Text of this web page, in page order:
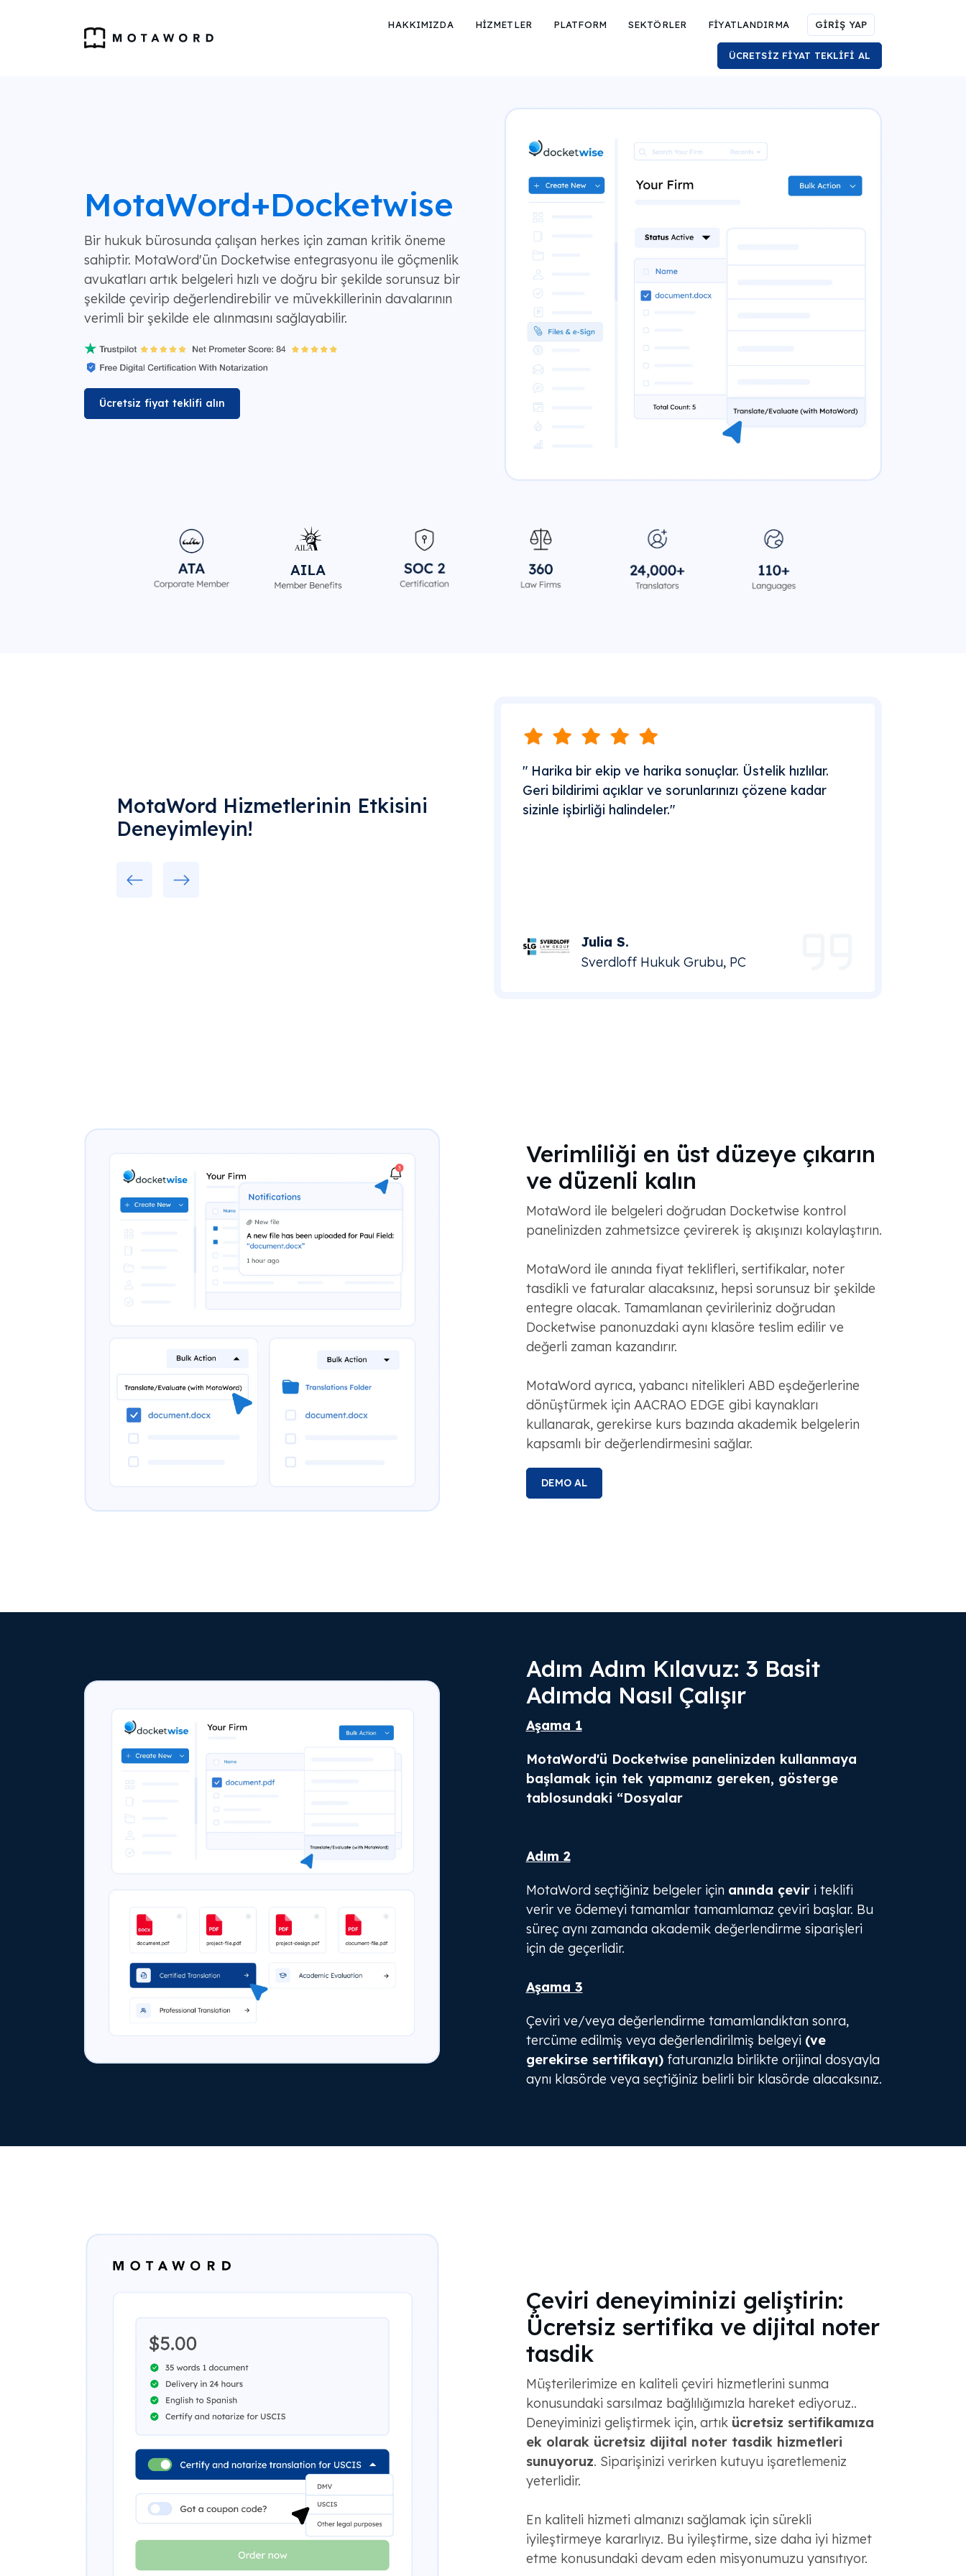
HAKKIMIZDA HİZMETLER PLATFORM SEKTÖRLER FİYATLANDIRMA GİRİŞ YAP
ÜCRETSİZ FİYAT TEKLİFİ AL
MotaWord+Docketwise
Bir hukuk bürosunda çalışan herkes için zaman kritik öneme
sahiptir. MotaWord'ün Docketwise entegrasyonu ile göçmenlik
avukatları artık belgeleri hızlı ve doğru bir şekilde sorunsuz bir
şekilde çevirip değerlendirebilir ve müvekkillerinin davalarının
verimli bir şekilde ele alınmasını sağlayabilir.
Ücretsiz fiyat teklifi alın
MotaWord Hizmetlerinin Etkisini
Deneyimleyin!
" Harika bir ekip ve harika sonuçlar. Üstelik hızlılar.
Geri bildirimi açıklar ve sorunlarınızı çözene kadar
sizinle işbirliği halindeler."
Julia S.
Sverdloff Hukuk Grubu, PC
Verimliliği en üst düzeye çıkarın
ve düzenli kalın
MotaWord ile belgeleri doğrudan Docketwise kontrol
panelinizden zahmetsizce çevirerek iş akışınızı kolaylaştırın.
MotaWord ile anında fiyat teklifleri, sertifikalar, noter
tasdikli ve faturalar alacaksınız, hepsi sorunsuz bir şekilde
entegre olacak. Tamamlanan çevirileriniz doğrudan
Docketwise panonuzdaki aynı klasöre teslim edilir ve
değerli zaman kazandırır.
MotaWord ayrıca, yabancı nitelikleri ABD eşdeğerlerine
dönüştürmek için AACRAO EDGE gibi kaynakları
kullanarak, gerekirse kurs bazında akademik belgelerin
kapsamlı bir değerlendirmesini sağlar.
DEMO AL
Adım Adım Kılavuz: 3 Basit
Adımda Nasıl Çalışır
Aşama 1
MotaWord'ü Docketwise panelinizden kullanmaya
başlamak için tek yapmanız gereken, gösterge
tablosundaki “Dosyalar
Adım 2
MotaWord seçtiğiniz belgeler için anında çeviri teklifi
verir ve ödemeyi tamamlar tamamlamaz çeviri başlar. Bu
süreç aynı zamanda akademik değerlendirme siparişleri
için de geçerlidir.
Aşama 3
Çeviri ve/veya değerlendirme tamamlandıktan sonra,
tercüme edilmiş veya değerlendirilmiş belgeyi (ve
gerekirse sertifikayı)faturanızla birlikte orijinal dosyayla
aynı klasörde veya seçtiğiniz belirli bir klasörde alacaksınız.
Çeviri deneyiminizi geliştirin:
Ücretsiz sertifika ve dijital noter
tasdik
Müşterilerimize en kaliteli çeviri hizmetlerini sunma
konusundaki sarsılmaz bağlılığımızla hareket ediyoruz..
Deneyiminizi geliştirmek için, artık ücretsiz sertifikamıza
ek olarak ücretsiz dijital noter tasdik hizmetleri
sunuyoruz. Siparişinizi verirken kutuyu işaretlemeniz
yeterlidir.
En kaliteli hizmeti almanızı sağlamak için sürekli
iyileştirmeye kararlıyız. Bu iyileştirme, size daha iyi hizmet
etme konusundaki devam eden misyonumuzu yansıtıyor.